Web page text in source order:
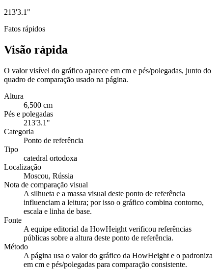
213'3.1"
Fatos rápidos
Visão rápida
O valor visível do gráfico aparece em cm e pés/polegadas, junto do
quadro de comparação usado na página.
Altura
6,500 cm
Pés e polegadas
213'3.1"
Categoria
Ponto de referência
Tipo
catedral ortodoxa
Localização
Moscou, Rússia
Nota de comparação visual
A silhueta e a massa visual deste ponto de referência
influenciam a leitura; por isso o gráfico combina contorno,
escala e linha de base.
Fonte
A equipe editorial da HowHeight verificou referências
públicas sobre a altura deste ponto de referência.
Método
A página usa o valor do gráfico da HowHeight e o padroniza
em cm e pés/polegadas para comparação consistente.